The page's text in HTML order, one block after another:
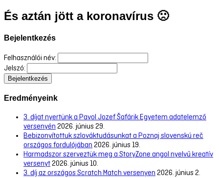
És aztán jött a koronavírus 🙁
Bejelentkezés
Felhasználói név:
Jelszó:
Eredményeink
3. díjat nyertünk a Pavol Jozef Šafárik Egyetem adatelemző
versenyén 2026. június 29.
Bebizonyítottuk szlováktudásunkat a Poznaj slovenskú reč
országos fordulójában 2026. június 19.
Harmadszor szerveztük meg a StoryZone angol nyelvű kreatív
versenyt2026. június 10.
3. díj az országos Scratch Match versenyen 2026. június 2.